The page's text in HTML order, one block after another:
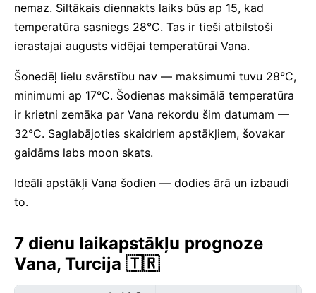
nemaz. Siltākais diennakts laiks būs ap 15, kad
temperatūra sasniegs 28°C. Tas ir tieši atbilstoši
ierastajai augusts vidējai temperatūrai Vana.
Šonedēļ lielu svārstību nav — maksimumi tuvu 28°C,
minimumi ap 17°C. Šodienas maksimālā temperatūra
ir krietni zemāka par Vana rekordu šim datumam —
32°C. Saglabājoties skaidriem apstākļiem, šovakar
gaidāms labs moon skats.
Ideāli apstākļi Vana šodien — dodies ārā un izbaudi
to.
7 dienu laikapstākļu prognoze
Vana, Turcija 🇹🇷